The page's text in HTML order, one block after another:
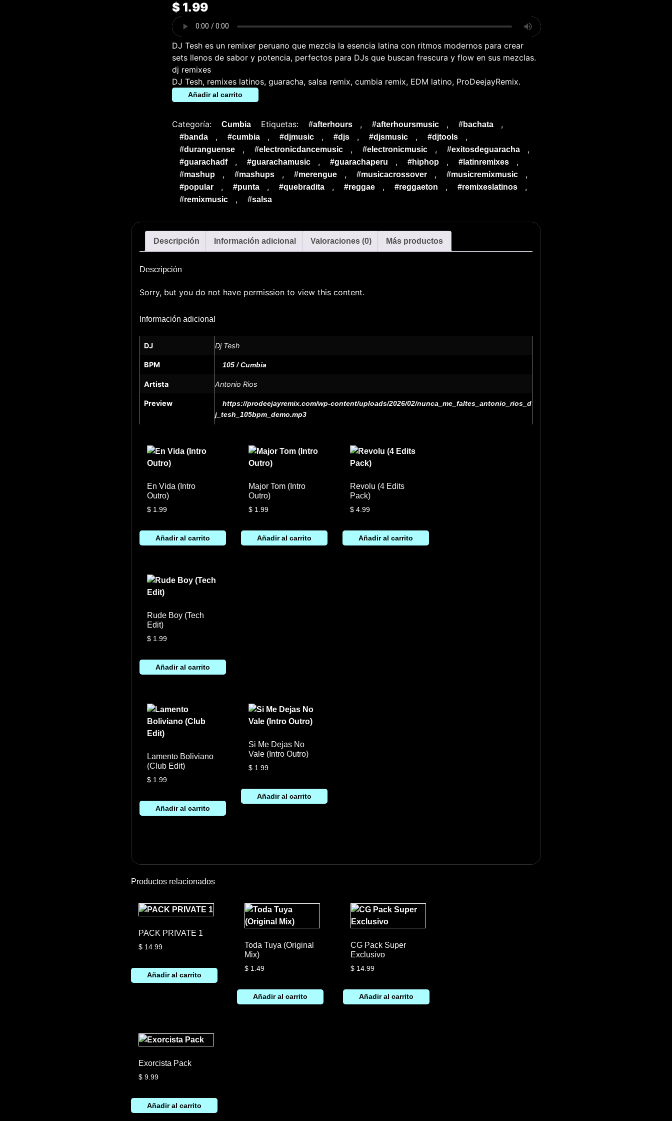
$1.99
DJ Tesh es un remixer peruano que mezcla la esencia latina con ritmos modernos para crear
sets llenos de sabor y potencia, perfectos para DJs que buscan frescura y flow en sus mezclas.
dj remixes
DJ Tesh, remixes latinos, guaracha, salsa remix, cumbia remix, EDM latino, ProDeejayRemix.
Añadir al carrito
Categoría: Cumbia Etiquetas: #afterhours , #afterhoursmusic , #bachata ,
#banda , #cumbia , #djmusic , #djs , #djsmusic , #djtools ,
#duranguense , #electronicdancemusic , #electronicmusic , #exitosdeguaracha ,
#guarachadf , #guarachamusic , #guarachaperu , #hiphop , #latinremixes ,
#mashup , #mashups , #merengue , #musicacrossover , #musicremixmusic ,
#popular , #punta , #quebradita , #reggae , #reggaeton , #remixeslatinos ,
#remixmusic , #salsa
Descripción Información adicional Valoraciones (0) Más productos
Descripción
Sorry, but you do not have permission to view this content.
Información adicional
DJ Dj Tesh
BPM 105 / Cumbia
Artista Antonio Rios
Preview
https://prodeejayremix.com/wp-content/uploads/2026/02/nunca_me_faltes_antonio_rios_d
j_tesh_105bpm_demo.mp3
En Vida (Intro
Outro)
$ 1.99
Añadir al carrito
Major Tom (Intro
Outro)
$ 1.99
Añadir al carrito
Revolu (4 Edits
Pack)
$ 4.99
Añadir al carrito
Rude Boy (Tech
Edit)
$ 1.99
Añadir al carrito
Lamento Boliviano
(Club Edit)
$ 1.99
Añadir al carrito
Si Me Dejas No
Vale (Intro Outro)
$ 1.99
Añadir al carrito
Productos relacionados
PACK PRIVATE 1
$14.99
Añadir al carrito
Toda Tuya (Original
Mix)
$1.49
Añadir al carrito
CG Pack Super
Exclusivo
$14.99
Añadir al carrito
Exorcista Pack
$9.99
Añadir al carrito